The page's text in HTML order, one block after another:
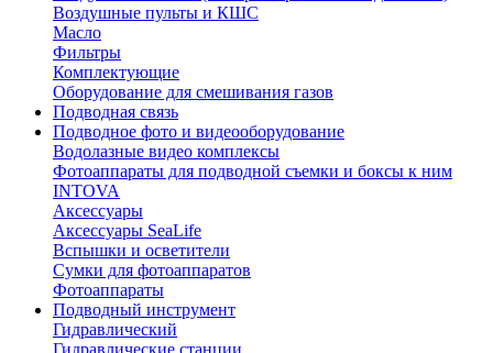
Воздушные пульты и КШС
Масло
Фильтры
Комплектующие
Оборудование для смешивания газов
Подводная связь
Подводное фото и видеооборудование
Водолазные видео комплексы
Фотоаппараты для подводной съемки и боксы к ним
INTOVA
Аксессуары
Аксессуары SeaLife
Вспышки и осветители
Сумки для фотоаппаратов
Фотоаппараты
Подводный инструмент
Гидравлический
Гидравлические станции